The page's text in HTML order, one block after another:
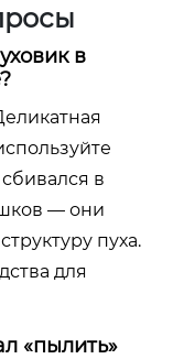
в
в
— они
пуха.
для
«пылить»